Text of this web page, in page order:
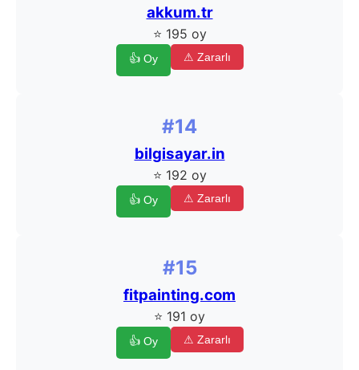
akkum.tr
⭐ 195 oy
👍 Oy ⚠ Zararlı
#14
bilgisayar.in
⭐ 192 oy
👍 Oy ⚠ Zararlı
#15
fitpainting.com
⭐ 191 oy
👍 Oy ⚠ Zararlı